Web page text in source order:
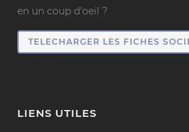
en un coup d’oeil ?
TELECHARGER LES FICHES
LIENS UTILES